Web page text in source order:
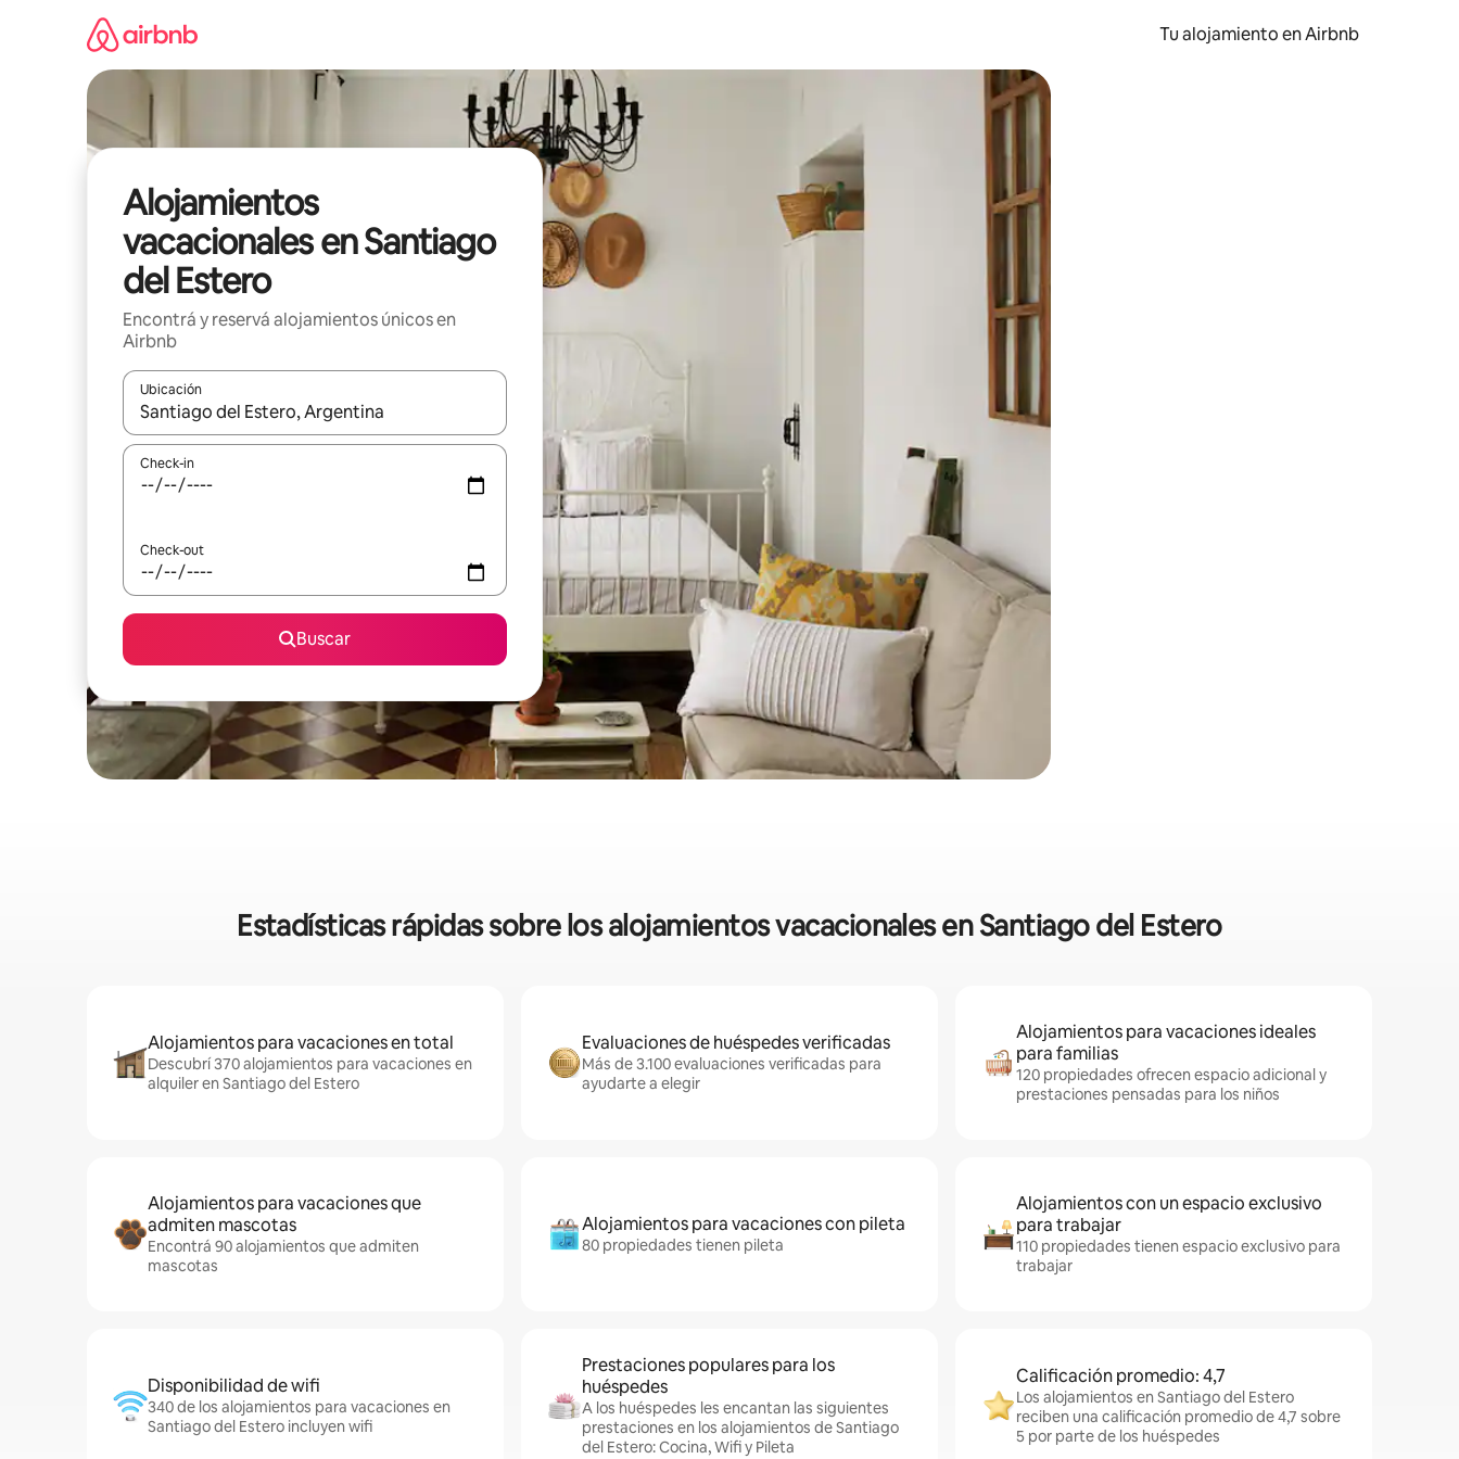
Tu alojamiento en Airbnb
Alojamientos
vacacionales en Santiago
del Estero
Encontrá y reservá alojamientos únicos en
Airbnb
Ubicación
Cuando los resultados estén disponibles, navegá con las teclas de flecha hacia arriba y hacia abajo o explorá deslizando el dedo.
Check-in
Check-out
Buscar
Estadísticas rápidas sobre los alojamientos vacacionales en Santiago del Estero
Alojamientos para vacaciones en total
Descubrí 370 alojamientos para vacaciones en
alquiler en Santiago del Estero
Evaluaciones de huéspedes verificadas
Más de 3.100 evaluaciones verificadas para
ayudarte a elegir
Alojamientos para vacaciones ideales
para familias
120 propiedades ofrecen espacio adicional y
prestaciones pensadas para los niños
Alojamientos para vacaciones que
admiten mascotas
Encontrá 90 alojamientos que admiten
mascotas
Alojamientos para vacaciones con pileta
80 propiedades tienen pileta
Alojamientos con un espacio exclusivo
para trabajar
110 propiedades tienen espacio exclusivo para
trabajar
Disponibilidad de wifi
340 de los alojamientos para vacaciones en
Santiago del Estero incluyen wifi
Prestaciones populares para los
huéspedes
A los huéspedes les encantan las siguientes
prestaciones en los alojamientos de Santiago
del Estero: Cocina, Wifi y Pileta
Calificación promedio: 4,7
Los alojamientos en Santiago del Estero
reciben una calificación promedio de 4,7 sobre
5 por parte de los huéspedes